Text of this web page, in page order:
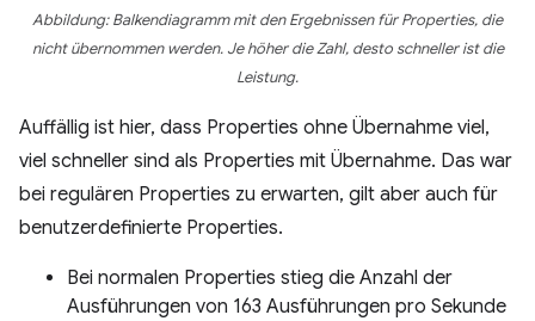
Abbildung: Balkendiagramm mit den Ergebnissen für Properties, die
nicht übernommen werden. Je höher die Zahl, desto schneller ist die
Leistung.
Auffällig ist hier, dass Properties ohne Übernahme viel,
viel schneller sind als Properties mit Übernahme. Das war
bei regulären Properties zu erwarten, gilt aber auch für
benutzerdefinierte Properties.
Bei normalen Properties stieg die Anzahl der
Ausführungen von 163 Ausführungen pro Sekunde